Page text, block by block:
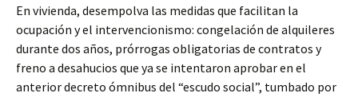
En vivienda, desempolva las medidas que facilitan la
ocupación y el intervencionismo: congelación de alquileres
durante dos años, prórrogas obligatorias de contratos y
freno a desahucios que ya se intentaron aprobar en el
anterior decreto ómnibus del “escudo social”, tumbado por